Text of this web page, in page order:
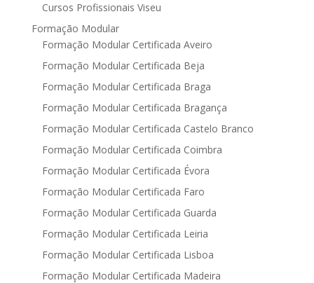
Cursos Profissionais Viseu
Formação Modular
Formação Modular Certificada Aveiro
Formação Modular Certificada Beja
Formação Modular Certificada Braga
Formação Modular Certificada Bragança
Formação Modular Certificada Castelo Branco
Formação Modular Certificada Coimbra
Formação Modular Certificada Évora
Formação Modular Certificada Faro
Formação Modular Certificada Guarda
Formação Modular Certificada Leiria
Formação Modular Certificada Lisboa
Formação Modular Certificada Madeira